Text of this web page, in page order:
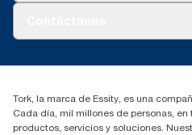
91 657 84 00
Tork, la marca de Essity, es una
Cada día, mil millones de personas,
productos, servicios y soluciones.